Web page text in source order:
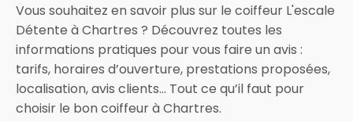
Vous souhaitez en savoir plus sur le coiffeur L'escale
Détente à Chartres ? Découvrez toutes les
informations pratiques pour vous faire un avis :
tarifs, horaires d’ouverture, prestations proposées,
localisation, avis clients… Tout ce qu’il faut pour
choisir le bon coiffeur à Chartres.